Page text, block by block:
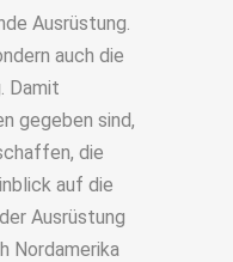
Ausrüstung.
auch die
Damit
gegeben sind,
die
auf die
Ausrüstung
Nordamerika